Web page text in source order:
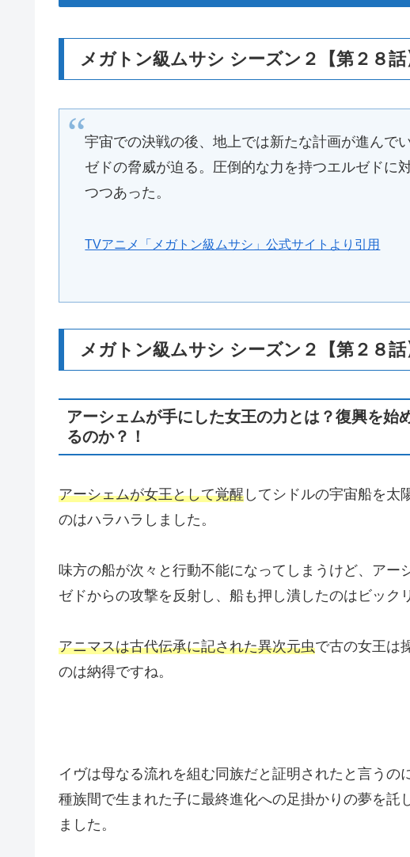
メガトン級ムサシ シーズン２【第２８
宇宙での決戦の後、地上では新たな計画が進んで
ゼドの脅威が迫る。圧倒的な力を持つエルゼドに
つつあった。
TVアニメ「メガトン級ムサシ」公式サイトより引用
メガトン級ムサシ シーズン２【第２８
アーシェムが手にした女王の力とは？復興を始
るのか？！
アーシェムが女王として覚醒 してシドルの宇宙船を太
のはハラハラしました。
味方の船が次々と行動不能になってしまうけど、アー
ゼドからの攻撃を反射し、船も押し潰したのはビック
アニマスは古代伝承に記された異次元虫で古の女王は
のは納得ですね。
イヴは母なる流れを組む同族だと証明されたと言う
種族間で生まれた子に最終進化への足掛かりの夢を託
ました。